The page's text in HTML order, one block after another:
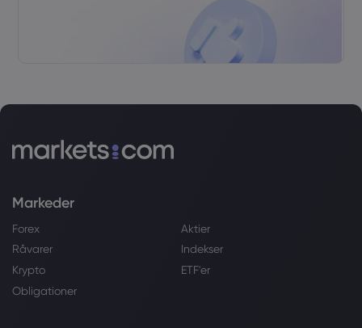
Markeder
Forex
Aktier
Råvarer
Indekser
Krypto
ETF'er
Obligationer